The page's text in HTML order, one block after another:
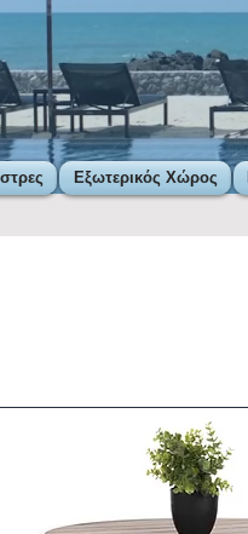
Εξωτερικός Χώρος